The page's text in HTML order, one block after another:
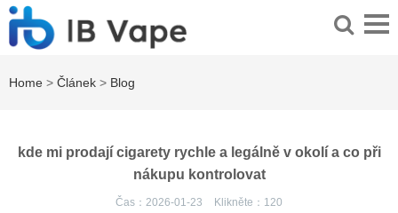
Home > Článek > Blog
kde mi prodají cigarety rychle a legálně v okolí a co při
nákupu kontrolovat
Čas：2026-01-23 Klikněte： 120